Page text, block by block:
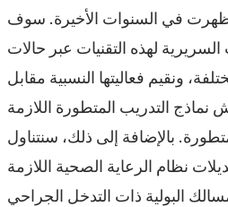
ظهرت في السنوات الأخيرة. سوف
لهذه التقنيات عبر حالات
ونقيم فعاليتها النسبية مقابل
نماذج التدريب المتطورة اللازمة
بالإضافة إلى ذلك، سنتناول
نظام الرعاية الصحية اللازمة
البولية ذات التدخل الجراحي